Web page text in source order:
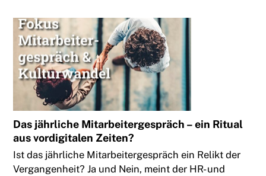
Das jährliche Mitarbeitergespräch – ein Ritual
aus vordigitalen Zeiten?
Ist das jährliche Mitarbeitergespräch ein Relikt der
Vergangenheit? Ja und Nein, meint der HR- und